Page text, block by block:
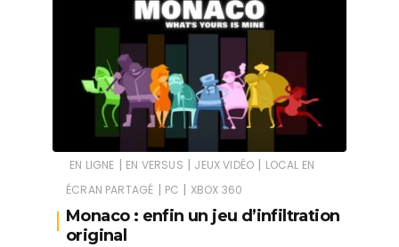
EN LIGNE | EN VERSUS | JEUX VIDÉO | LOCAL EN
ÉCRAN PARTAGÉ | PC | XBOX 360
Monaco : enfin un jeu d’infiltration
original